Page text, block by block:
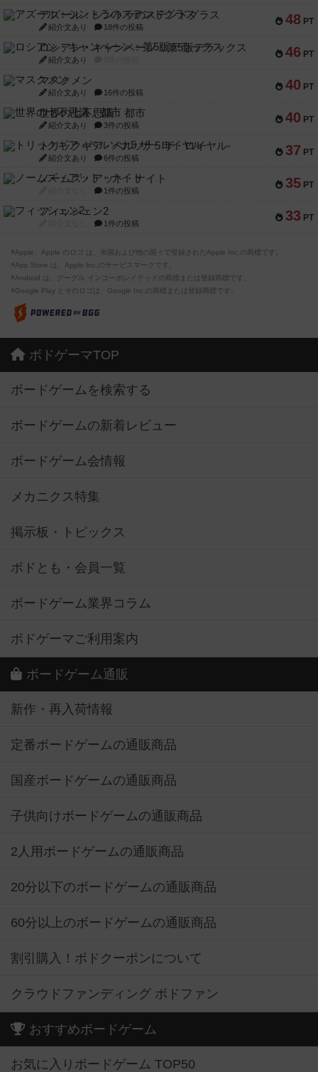
48 PT
アズール：シントラのステンドグラス
紹介文あり 18件の投稿
46 PT
ロシアン・キャンペーン：第5版デラックス
紹介文あり
40 PT
マスクメン
紹介文あり 16件の投稿
40 PT
世界の七不思議：都市
紹介文あり 3件の投稿
37 PT
トリックギア - ペルソナ5 ザ・ロイヤル-
紹介文あり 6件の投稿
35 PT
ノームズ・アット・ナイト
1件の投稿
33 PT
フィッシェン2
1件の投稿
※Apple、Apple のロゴ は、米国および他の国々で登録されたApple Inc.の商標です。
※App Store は、Apple Inc.のサービスマークです。
※Android は、グーグル インコーポレイテッドの商標または登録商標です。
※Google Play とそのロゴは、Google Inc.の商標または登録商標です。
ボドゲーマTOP
ボードゲームを検索する
ボードゲームの新着レビュー
ボードゲーム会情報
メカニクス特集
掲示板・トピックス
ボドとも・会員一覧
ボードゲーム業界コラム
ボドゲーマご利用案内
ボードゲーム通販
新作・再入荷情報
定番ボードゲームの通販商品
国産ボードゲームの通販商品
子供向けボードゲームの通販商品
2人用ボードゲームの通販商品
20分以下のボードゲームの通販商品
60分以上のボードゲームの通販商品
割引購入！ボドクーポンについて
クラウドファンディング ボドファン
おすすめボードゲーム
お気に入りボードゲーム TOP50